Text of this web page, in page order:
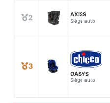
2 AXISS
Siège auto
3
OASYS
Siège auto